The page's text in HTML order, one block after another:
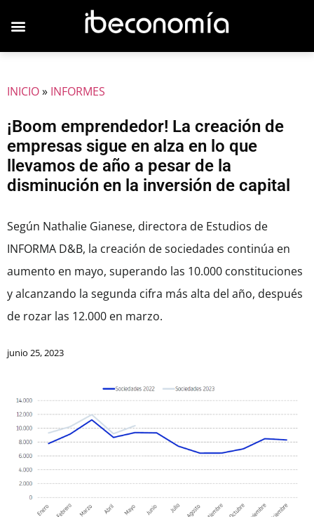
INICIO» INFORMES
¡Boom emprendedor! La creación de
empresas sigue en alza en lo que
llevamos de año a pesar de la
disminución en la inversión de capital
Según Nathalie Gianese, directora de Estudios de
INFORMA D&B, la creación de sociedades continúa en
aumento en mayo, superando las 10.000 constituciones
y alcanzando la segunda cifra más alta del año, después
de rozar las 12.000 en marzo.
junio 25, 2023